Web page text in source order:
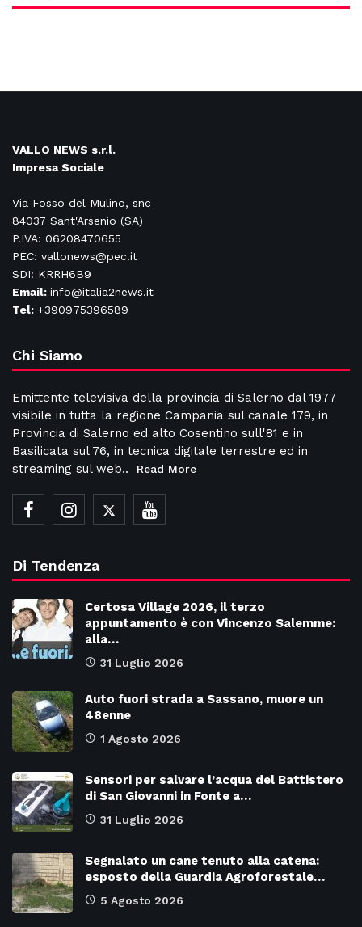
VALLO NEWS s.r.l.
Impresa Sociale
Via Fosso del Mulino, snc
84037 Sant'Arsenio (SA)
P.IVA: 06208470655
PEC: vallonews@pec.it
SDI: KRRH6B9
Email: info@italia2news.it
Tel: +390975396589
Chi Siamo
Emittente televisiva della provincia di Salerno dal 1977
visibile in tutta la regione Campania sul canale 179, in
Provincia di Salerno ed alto Cosentino sull'81 e in
Basilicata sul 76, in tecnica digitale terrestre ed in
streaming sul web..
Read More
Di Tendenza
Certosa Village 2026, il terzo
appuntamento è con Vincenzo Salemme:
alla…
31 Luglio 2026
Auto fuori strada a Sassano, muore un
48enne
1 Agosto 2026
Sensori per salvare l’acqua del Battistero
di San Giovanni in Fonte a…
31 Luglio 2026
Segnalato un cane tenuto alla catena:
esposto della Guardia Agroforestale…
5 Agosto 2026